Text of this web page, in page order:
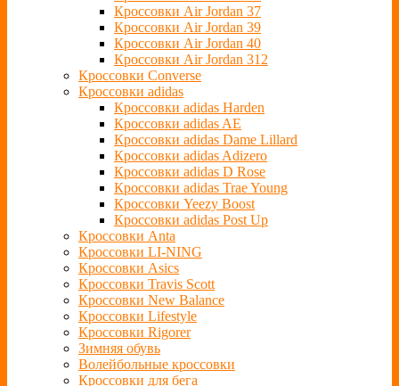
Кроссовки Air Jordan 37
Кроссовки Air Jordan 39
Кроссовки Air Jordan 40
Кроссовки Air Jordan 312
Кроссовки Converse
Кроссовки adidas
Кроссовки adidas Harden
Кроссовки adidas AE
Кроссовки adidas Dame Lillard
Кроссовки adidas Adizero
Кроссовки adidas D Rose
Кроссовки adidas Trae Young
Кроссовки Yeezy Boost
Кроссовки adidas Post Up
Кроссовки Anta
Кроссовки LI-NING
Кроссовки Asics
Кроссовки Travis Scott
Кроссовки New Balance
Кроссовки Lifestyle
Кроссовки Rigorer
Зимняя обувь
Волейбольные кроссовки
Кроссовки для бега